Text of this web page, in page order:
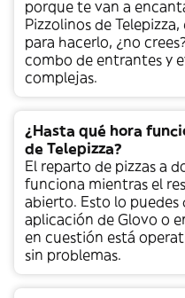
porque te van a
Pizzolinos de
para hacerlo, ¿no
combo de entrantes y
complejas.
¿Hasta qué hora
de Telepizza?
El reparto de pizzas a
funciona mientras el
abierto. Esto lo
aplicación de Glovo o
en cuestión está
sin problemas.